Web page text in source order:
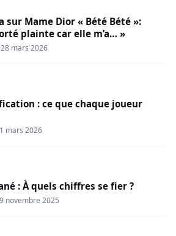
sur Mame Dior « Bété Bété »:
plainte car elle m’a… »
28 mars 2026
: ce que chaque joueur
mars 2026
: À quels chiffres se fier ?
novembre 2025